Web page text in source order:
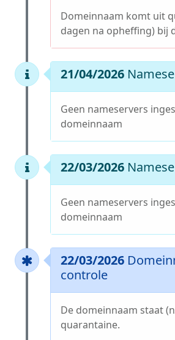
Domeinnaam komt uit
dagen na opheffing) bij
21/04/2026
Geen nameservers
domeinnaam
22/03/2026
Geen nameservers
domeinnaam
22/03/2026
controle
De domeinnaam staat
quarantaine.